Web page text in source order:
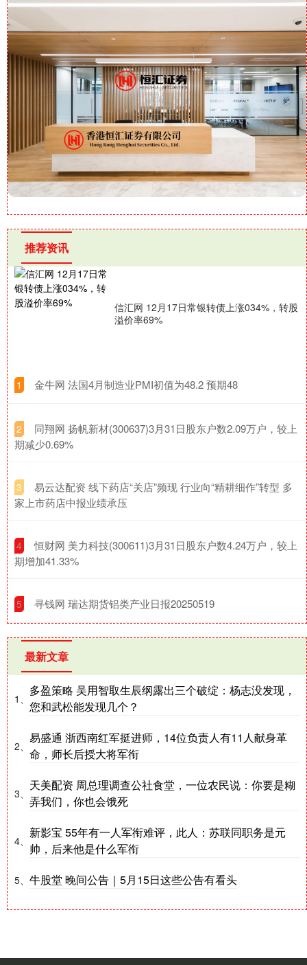
推荐资讯
信汇网 12月17日常银转债上涨034%，转股
溢价率69%
1 ​金牛网 法国4月制造业PMI初值为48.2 预期48
2
​同翔网 扬帆新材(300637)3月31日股东户数2.09万户，较上
期减少0.69%
3
​易云达配资 线下药店“关店”频现 行业向“精耕细作”转型 多
家上市药店中报业绩承压
4
​恒财网 美力科技(300611)3月31日股东户数4.24万户，较上
期增加41.33%
5 ​寻钱网 瑞达期货铝类产业日报20250519
最新文章
1、
多盈策略 吴用智取生辰纲露出三个破绽：杨志没发现，
您和武松能发现几个？
2、
易盛通 浙西南红军挺进师，14位负责人有11人献身革
命，师长后授大将军衔
3、
天美配资 周总理调查公社食堂，一位农民说：你要是糊
弄我们，你也会饿死
4、
新影宝 55年有一人军衔难评，此人：苏联同职务是元
帅，后来他是什么军衔
5、 牛股堂 晚间公告｜5月15日这些公告有看头